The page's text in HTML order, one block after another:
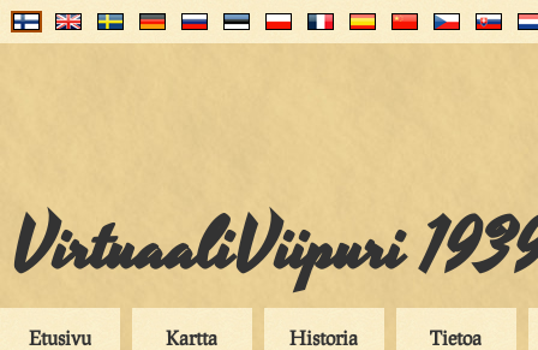
VirtuaaliViipuri
Etusivu Kartta Historia Tietoa